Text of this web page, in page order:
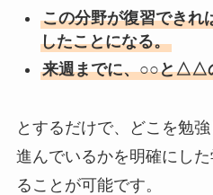
この分野が復習できれ
したことになる。
来週までに、○○と△△
とするだけで、どこを勉
進んでいるかを明確にし
ることが可能です。